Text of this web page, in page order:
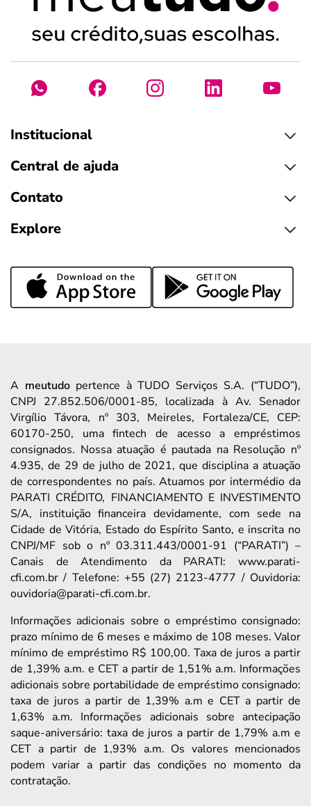
Institucional
Central de ajuda
Contato
Explore
A meutudopertence à TUDO Serviços S.A. (“TUDO”),
CNPJ 27.852.506/0001-85, localizada à Av. Senador
Virgílio Távora, nº 303, Meireles, Fortaleza/CE, CEP:
60170-250, uma fintech de acesso a empréstimos
consignados. Nossa atuação é pautada na Resolução nº
4.935, de 29 de julho de 2021, que disciplina a atuação
de correspondentes no país. Atuamos por intermédio da
PARATI CRÉDITO, FINANCIAMENTO E INVESTIMENTO
S/A, instituição financeira devidamente, com sede na
Cidade de Vitória, Estado do Espírito Santo, e inscrita no
CNPJ/MF sob o nº 03.311.443/0001-91 (“PARATI”) –
Canais de Atendimento da PARATI: www.parati-
cfi.com.br / Telefone: +55 (27) 2123-4777 / Ouvidoria:
ouvidoria@parati-cfi.com.br.
Informações adicionais sobre o empréstimo consignado:
prazo mínimo de 6 meses e máximo de 108 meses. Valor
mínimo de empréstimo R$ 100,00. Taxa de juros a partir
de 1,39% a.m. e CET a partir de 1,51% a.m. Informações
adicionais sobre portabilidade de empréstimo consignado:
taxa de juros a partir de 1,39% a.m e CET a partir de
1,63% a.m. Informações adicionais sobre antecipação
saque-aniversário: taxa de juros a partir de 1,79% a.m e
CET a partir de 1,93% a.m. Os valores mencionados
podem variar a partir das condições no momento da
contratação.